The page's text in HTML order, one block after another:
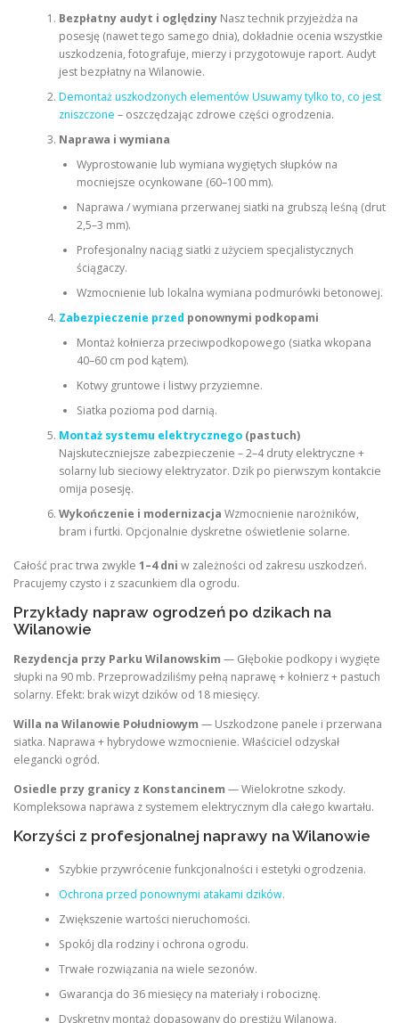
Bezpłatny audyt i oględzinyNasz technik przyjeżdża na
posesję (nawet tego samego dnia), dokładnie ocenia wszystkie
uszkodzenia, fotografuje, mierzy i przygotowuje raport. Audyt
jest bezpłatny na Wilanowie.
Demontaż uszkodzonych elementów Usuwamy tylko to, co jest
zniszczone – oszczędzając zdrowe części ogrodzenia.
Naprawa i wymiana
Wyprostowanie lub wymiana wygiętych słupków na
mocniejsze ocynkowane (60–100 mm).
Naprawa / wymiana przerwanej siatki na grubszą leśną (drut
2,5–3 mm).
Profesjonalny naciąg siatki z użyciem specjalistycznych
ściągaczy.
Wzmocnienie lub lokalna wymiana podmurówki betonowej.
Zabezpieczenie przed ponownymi podkopami
Montaż kołnierza przeciwpodkopowego (siatka wkopana
40–60 cm pod kątem).
Kotwy gruntowe i listwy przyziemne.
Siatka pozioma pod darnią.
Montaż systemu elektrycznego(pastuch)
Najskuteczniejsze zabezpieczenie – 2–4 druty elektryczne +
solarny lub sieciowy elektryzator. Dzik po pierwszym kontakcie
omija posesję.
Wykończenie i modernizacja Wzmocnienie narożników,
bram i furtki. Opcjonalnie dyskretne oświetlenie solarne.
Całość prac trwa zwykle 1–4 dni w zależności od zakresu uszkodzeń.
Pracujemy czysto i z szacunkiem dla ogrodu.
Przykłady napraw ogrodzeń po dzikach na
Wilanowie
Rezydencja przy Parku Wilanowskim — Głębokie podkopy i wygięte
słupki na 90 mb. Przeprowadziliśmy pełną naprawę + kołnierz + pastuch
solarny. Efekt: brak wizyt dzików od 18 miesięcy.
Willa na Wilanowie Południowym — Uszkodzone panele i przerwana
siatka. Naprawa + hybrydowe wzmocnienie. Właściciel odzyskał
elegancki ogród.
Osiedle przy granicy z Konstancinem — Wielokrotne szkody.
Kompleksowa naprawa z systemem elektrycznym dla całego kwartału.
Korzyści z profesjonalnej naprawy na Wilanowie
Szybkie przywrócenie funkcjonalności i estetyki ogrodzenia.
Ochrona przed ponownymi atakami dzików.
Zwiększenie wartości nieruchomości.
Spokój dla rodziny i ochrona ogrodu.
Trwałe rozwiązania na wiele sezonów.
Gwarancja do 36 miesięcy na materiały i robociznę.
Dyskretny montaż dopasowany do prestiżu Wilanowa.